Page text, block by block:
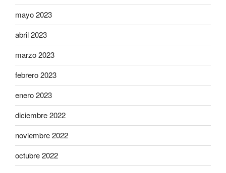
mayo 2023
abril 2023
marzo 2023
febrero 2023
enero 2023
diciembre 2022
noviembre 2022
octubre 2022